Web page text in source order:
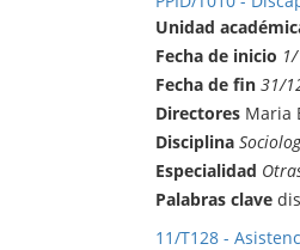
Unidad
Fecha de inicio
Fecha de fin 31/
Directores Maria
Disciplina
Especialidad
Palabras clave
11/T128 -